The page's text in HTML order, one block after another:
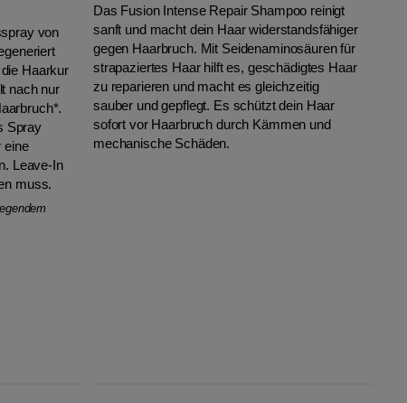
von
Haarkur
nach nur
Spray
eine
Leave-In
muss.
Das Fusion Intense Repair Shampoo reinigt
sanft und macht dein Haar widerstandsfähiger
gegen Haarbruch. Mit Seidenaminosäuren für
strapaziertes Haar hilft es, geschädigtes Haar
zu reparieren und macht es gleichzeitig
sauber und gepflegt. Es schützt dein Haar
sofort vor Haarbruch durch Kämmen und
mechanische Schäden.